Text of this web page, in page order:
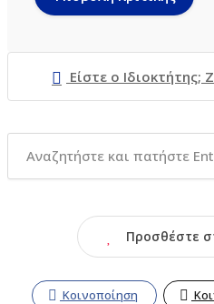
Είστε ο Ιδιοκτήτης;
Προσθέστε
Κοινοποίηση